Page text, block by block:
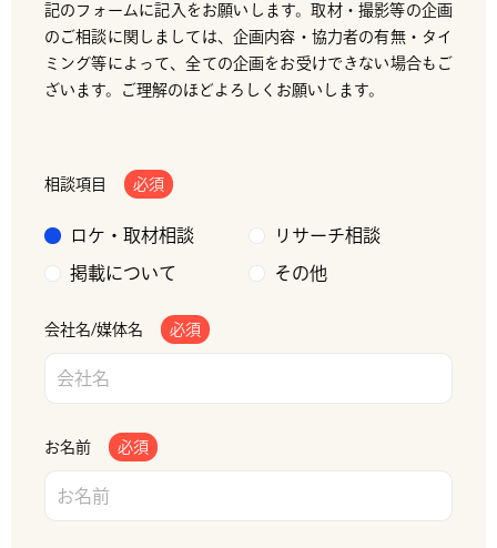
記のフォームに記入をお願いします。取材・撮影等の企画
のご相談に関しましては、企画内容・協力者の有無・タイ
ミング等によって、全ての企画をお受けできない場合もご
ざいます。ご理解のほどよろしくお願いします。
相談項目 必須
ロケ・取材相談 リサーチ相談
掲載について その他
会社名/媒体名 必須
お名前 必須